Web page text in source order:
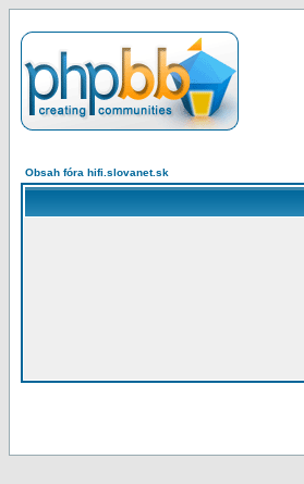
Obsah fóra hifi.slovanet.sk